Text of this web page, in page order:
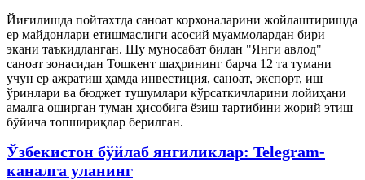
Йиғилишда пойтахтда саноат корхоналарини жойлаштиришда
ер майдонлари етишмаслиги асосий муаммолардан бири
экани таъкидланган. Шу муносабат билан "Янги авлод"
саноат зонасидан Тошкент шаҳрининг барча 12 та тумани
учун ер ажратиш ҳамда инвестиция, саноат, экспорт, иш
ўринлари ва бюджет тушумлари кўрсаткичларини лойиҳани
амалга оширган туман ҳисобига ёзиш тартибини жорий этиш
бўйича топшириқлар берилган.
Ўзбекистон бўйлаб янгиликлар: Telegram-
каналга уланинг